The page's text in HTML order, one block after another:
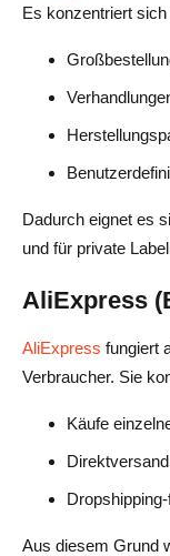
Es konzentriert sich
Dadurch eignet es
und für private
AliExpress
AliExpress fungiert
Verbraucher. Sie
Käufe
Aus diesem Grund